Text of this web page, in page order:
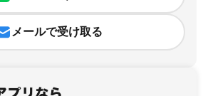
メールで受け取る